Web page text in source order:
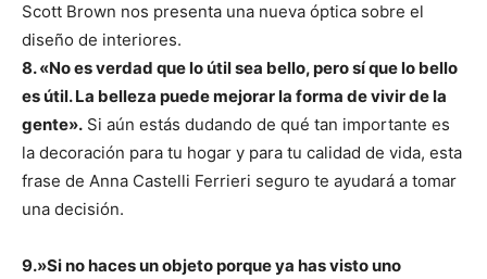
Scott Brown nos presenta una nueva óptica sobre el
diseño de interiores.
8. «No es verdad que lo útil sea bello, pero sí que lo bello
es útil. La belleza puede mejorar la forma de vivir de la
gente». Si aún estás dudando de qué tan importante es
la decoración para tu hogar y para tu calidad de vida, esta
frase de Anna Castelli Ferrieri seguro te ayudará a tomar
una decisión.
9.»Si no haces un objeto porque ya has visto uno